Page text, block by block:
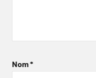
Nom*